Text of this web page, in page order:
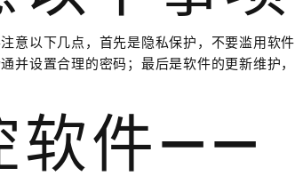
意以下几点，首先是隐私保护，不要滥用软件
并设置合理的密码；最后是软件的更新维护，
软件——